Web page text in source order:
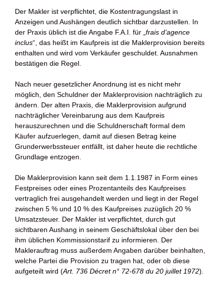
Der Makler ist verpflichtet, die Kostentragungslast in
Anzeigen und Aushängen deutlich sichtbar darzustellen. In
der Praxis üblich ist die Angabe F.A.I. für „ frais d’agence
inclus“, das heißt im Kaufpreis ist die Maklerprovision bereits
enthalten und wird vom Verkäufer geschuldet. Ausnahmen
bestätigen die Regel.
Nach neuer gesetzlicher Anordnung ist es nicht mehr
möglich, den Schuldner der Maklerprovision nachträglich zu
ändern. Der alten Praxis, die Maklerprovision aufgrund
nachträglicher Vereinbarung aus dem Kaufpreis
herauszurechnen und die Schuldnerschaft formal dem
Käufer aufzuerlegen, damit auf diesen Betrag keine
Grunderwerbssteuer entfällt, ist daher heute die rechtliche
Grundlage entzogen.
Die Maklerprovision kann seit dem 1.1.1987 in Form eines
Festpreises oder eines Prozentanteils des Kaufpreises
vertraglich frei ausgehandelt werden und liegt in der Regel
zwischen 5 % und 10 % des Kaufpreises zuzüglich 20 %
Umsatzsteuer. Der Makler ist verpflichtet, durch gut
sichtbaren Aushang in seinem Geschäftslokal über den bei
ihm üblichen Kommissionstarif zu informieren. Der
Maklerauftrag muss außerdem Angaben darüber beinhalten,
welche Partei die Provision zu tragen hat, oder ob diese
aufgeteilt wird (Art. 736 Décret n° 72-678 du 20 juillet 1972).